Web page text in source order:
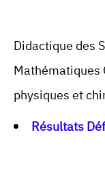
Didactique des
Mathématiques
physiques et
Résultats